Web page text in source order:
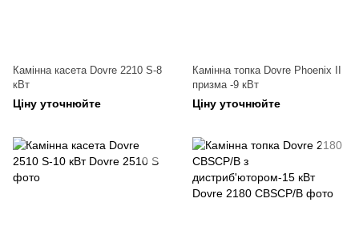
Камінна касета Dovre 2210 S-8
кВт
Ціну уточнюйте
Камінна топка Dovre Phoenix II
призма -9 кВт
Ціну уточнюйте